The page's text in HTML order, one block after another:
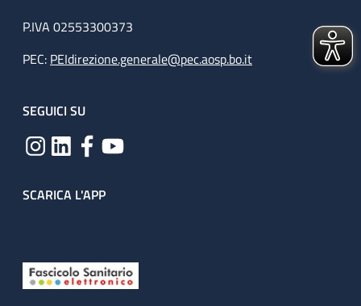
P.IVA 02553300373
PEC: PEIdirezione.generale@pec.aosp.bo.it
SEGUICI SU
SCARICA L'APP